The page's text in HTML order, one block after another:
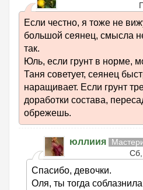
Если честно, я тоже не
большой сеянец, смысла
так.
Юль, если грунт в норме,
Таня советует, сеянец
наращивает. Если грунт
доработки состава,
обрежешь.
юллиия
Сб,
Спасибо, девочки.
Оля, ты тогда